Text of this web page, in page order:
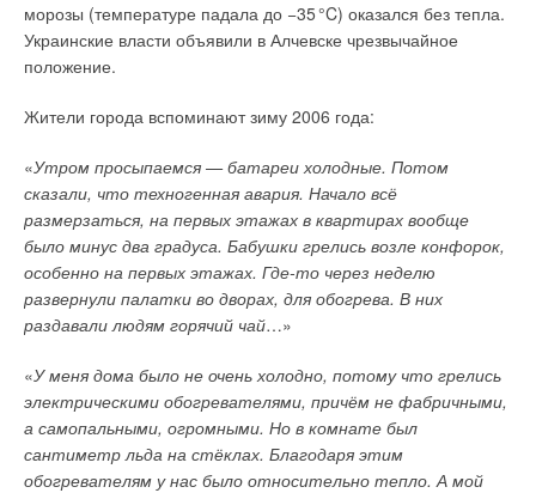
морозы (температуре падала до −35°C) оказался без тепла.
Украинские власти объявили в Алчевске чрезвычайное
положение.
Жители города вспоминают зиму 2006 года:
«Утром просыпаемся — батареи холодные. Потом
сказали, что техногенная авария. Начало всё
размерзаться, на первых этажах в квартирах вообще
было минус два градуса. Бабушки грелись возле конфорок,
особенно на первых этажах. Где-то через неделю
развернули палатки во дворах, для обогрева. В них
раздавали людям горячий чай…»
«У меня дома было не очень холодно, потому что грелись
электрическими обогревателями, причём не фабричными,
а самопальными, огромными. Но в комнате был
сантиметр льда на стёклах. Благодаря этим
обогревателям у нас было относительно тепло. А мой